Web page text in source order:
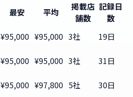
最安 平均
掲載店
舗数
記録日
数
¥95,000 ¥95,000 3社
19日
¥95,000 ¥95,000 3社
31日
¥95,000 ¥97,800 5社
30日